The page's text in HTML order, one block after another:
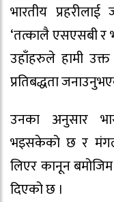
भारतीय
‘तत्कालै एसएसबी र
उहाँहरुले हामी
प्रतिबद्धता
उनका अनुसार
भइसकेको छ र
लिएर कानून
दिएको छ ।